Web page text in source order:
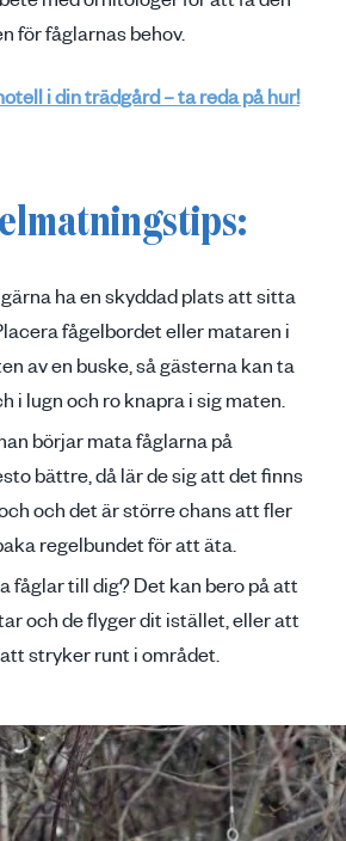
för fåglarnas behov.
i din trädgård – ta reda på hur!
ha en skyddad plats att sitta
fågelbordet eller mataren i
av en buske, så gästerna kan ta
i lugn och ro knapra i sig maten.
börjar mata fåglarna på
bättre, då lär de sig att det finns
och det är större chans att fler
regelbundet för att äta.
fåglar till dig? Det kan bero på att
och de flyger dit istället, eller att
stryker runt i området.